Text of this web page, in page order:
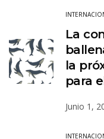
La
la
para
Junio 1,